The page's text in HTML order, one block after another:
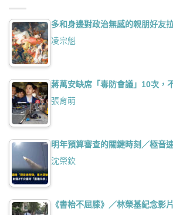
多和身邊對政治無感的親朋好友
凌宗魁
蔣萬安缺席「毒防會議」10次，
張育萌
明年預算審查的關鍵時刻／極音
沈榮欽
《書枱不屈膝》／林榮基紀念影片